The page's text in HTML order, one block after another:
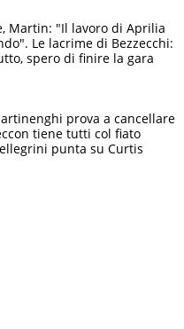
Martin: "Il lavoro di Aprilia
Le lacrime di Bezzecchi:
spero di finire la gara
prova a cancellare
tiene tutti col fiato
punta su Curtis